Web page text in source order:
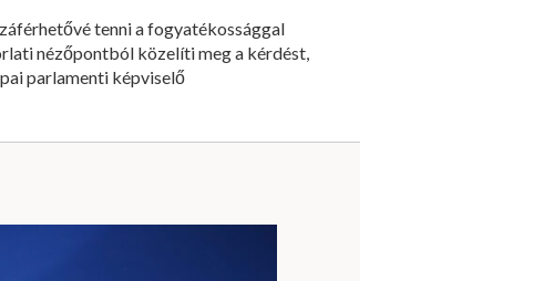
tenni a fogyatékossággal
nézőpontból közelíti meg a kérdést,
parlamenti képviselő